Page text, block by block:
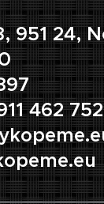
951 24,
462 752